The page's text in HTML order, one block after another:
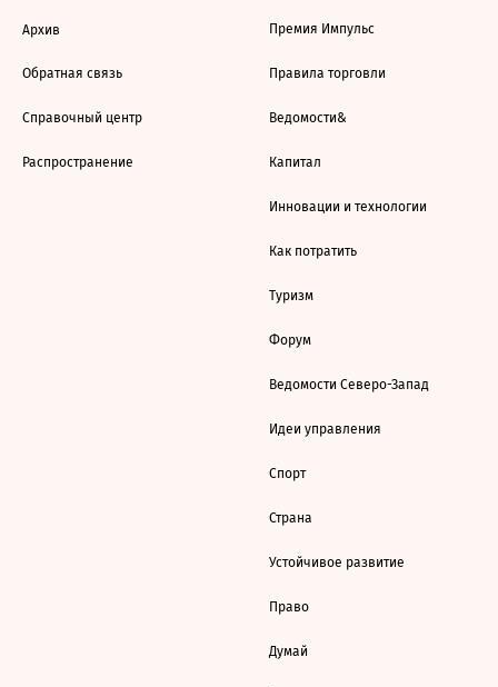
Архив
Обратная связь
Справочный центр
Распространение
Премия Импульс
Правила торговли
Ведомости&
Капитал
Инновации и технологии
Как потратить
Туризм
Форум
Ведомости Северо-Запад
Идеи управления
Спорт
Страна
Устойчивое развитие
Право
Думай